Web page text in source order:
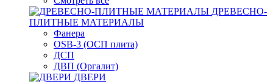
ДРЕВЕСНО-
ПЛИТНЫЕ МАТЕРИАЛЫ
Фанера
OSB-3 (ОСП плита)
ДСП
ДВП (Оргалит)
ДВЕРИ